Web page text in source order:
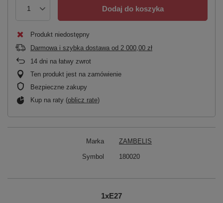
Dodaj do koszyka
Produkt niedostępny
Darmowa i szybka dostawa od 2 000,00 zł
14 dni na łatwy zwrot
Ten produkt jest na zamówienie
Bezpieczne zakupy
Kup na raty (oblicz ratę)
Marka ZAMBELIS
Symbol 180020
1xE27